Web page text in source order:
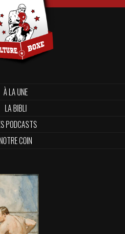
À LA UNE
LA BIBLI
PODCASTS
COIN